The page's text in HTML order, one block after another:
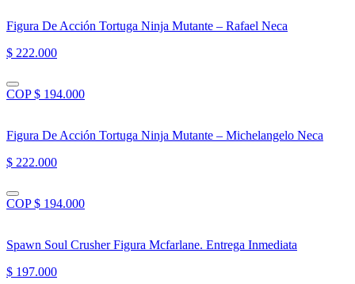
Figura De Acción Tortuga Ninja Mutante – Rafael Neca
$ 222.000
COP $ 194.000
Figura De Acción Tortuga Ninja Mutante – Michelangelo Neca
$ 222.000
COP $ 194.000
Spawn Soul Crusher Figura Mcfarlane. Entrega Inmediata
$ 197.000